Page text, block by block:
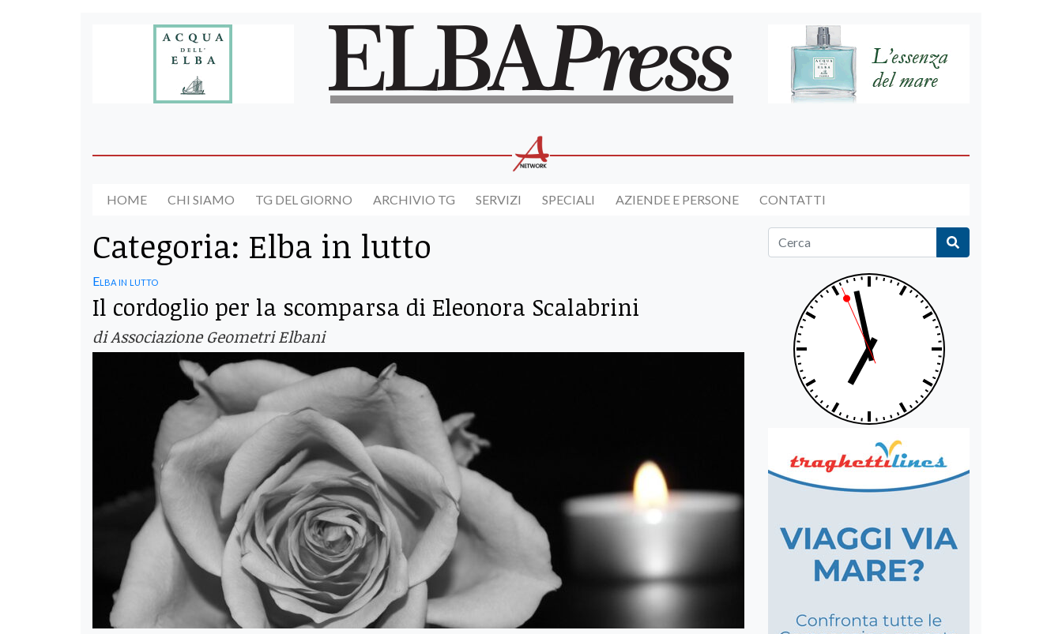
HOME CHI SIAMO TG DEL GIORNO ARCHIVIO TG SERVIZI SPECIALI AZIENDE E PERSONE CONTATTI
Categoria: Elba in lutto
Elba in lutto
Il cordoglio per la scomparsa di Eleonora Scalabrini
di Associazione Geometri Elbani